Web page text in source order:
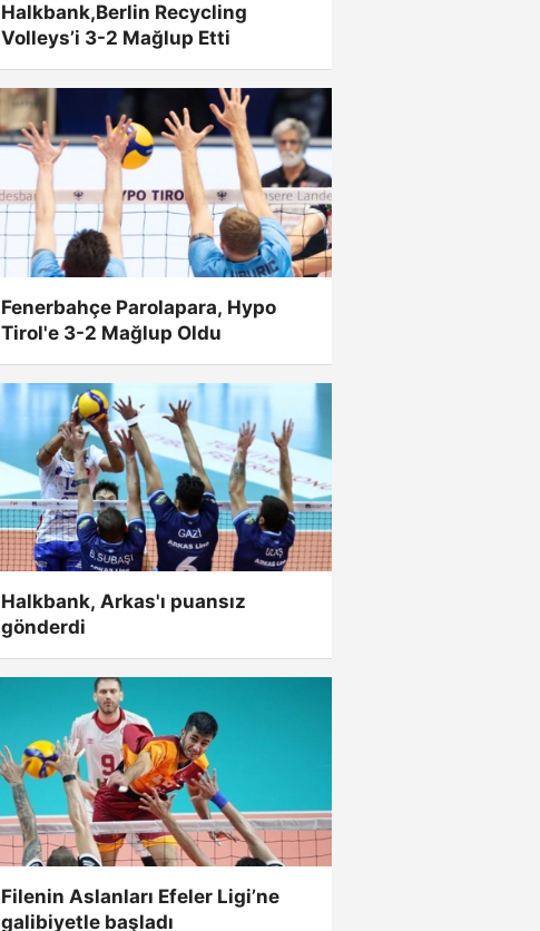
Halkbank,Berlin Recycling
Volleys’i 3-2 Mağlup Etti
Fenerbahçe Parolapara, Hypo
Tirol'e 3-2 Mağlup Oldu
Halkbank, Arkas'ı puansız
gönderdi
Filenin Aslanları Efeler Ligi’ne
galibiyetle başladı